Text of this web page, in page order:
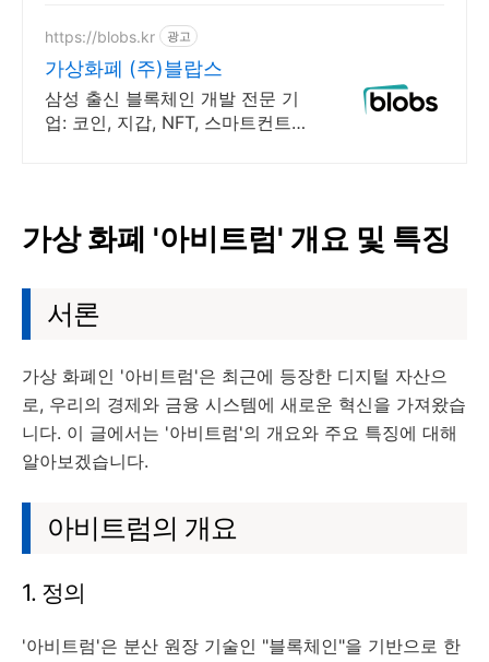
https://blobs.kr 광고
가상화폐 (주)블랍스
삼성 출신 블록체인 개발 전문 기
업: 코인, 지갑, NFT, 스마트컨트랙
가상 화폐 '아비트럼' 개요 및 특징
서론
가상 화폐인 '아비트럼'은 최근에 등장한 디지털 자산으
로, 우리의 경제와 금융 시스템에 새로운 혁신을 가져왔습
니다. 이 글에서는 '아비트럼'의 개요와 주요 특징에 대해
알아보겠습니다.
아비트럼의 개요
1. 정의
'아비트럼'은 분산 원장 기술인 "블록체인"을 기반으로 한